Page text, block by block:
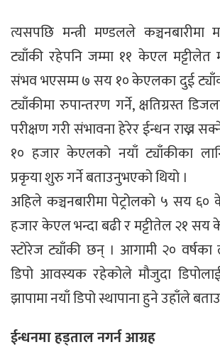
त्यसपछि मन्त्री मण्डलले कञ्चनबारीमा
ट्याँकी रहेपनि जम्मा ११ केएल मट्टीलेत
संभव भएसम्म ७ सय १० केएलका दुई
ट्याँकीमा रुपान्तरण गर्ने, क्षतिग्रस्त
परीक्षण गरी संभावना हेरेर ईन्धन राख्न
१० हजार केएलको नयाँ ट्याँकीका
प्रकृया शुरु गर्ने बताउनुभएको थियो ।
अहिले कञ्चनबारीमा पेट्रोलको ५ सय
हजार केएल भन्दा बढी र मट्टीतेल २१ सय
स्टोरेज ट्याँकी छन् । आगामी २० वर्षका
डिपो आवस्यक रहेकोले मौजुदा डिपोलाई
झापामा नयाँ डिपो स्थापाना हुने उहाँले
ईन्धनमा हड्ताल नगर्न आग्रह